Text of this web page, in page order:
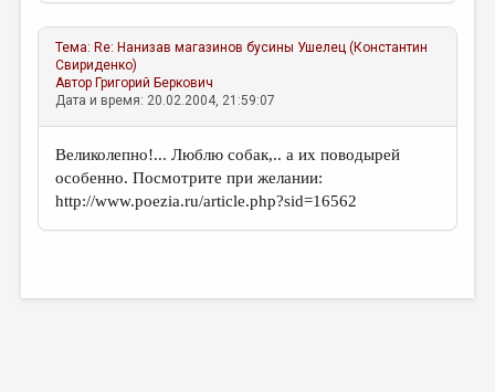
МАЛАЯ ПРОЗА
ЭССЕИСТИКА
ЛИТЕРАТУРОВЕДЕНИЕ
КУЛЬТУРОВЕДЕНИЕ
ПУБЛИЦИСТИКА
Тема: Re: Нанизав магазинов бусины Ушелец (Константин
Свириденко)
Автор Григорий Беркович
Дата и время: 20.02.2004, 21:59:07
Великолепно!... Люблю собак,.. а их поводырей
особенно. Посмотрите при желании:
http://www.poezia.ru/article.php?sid=16562